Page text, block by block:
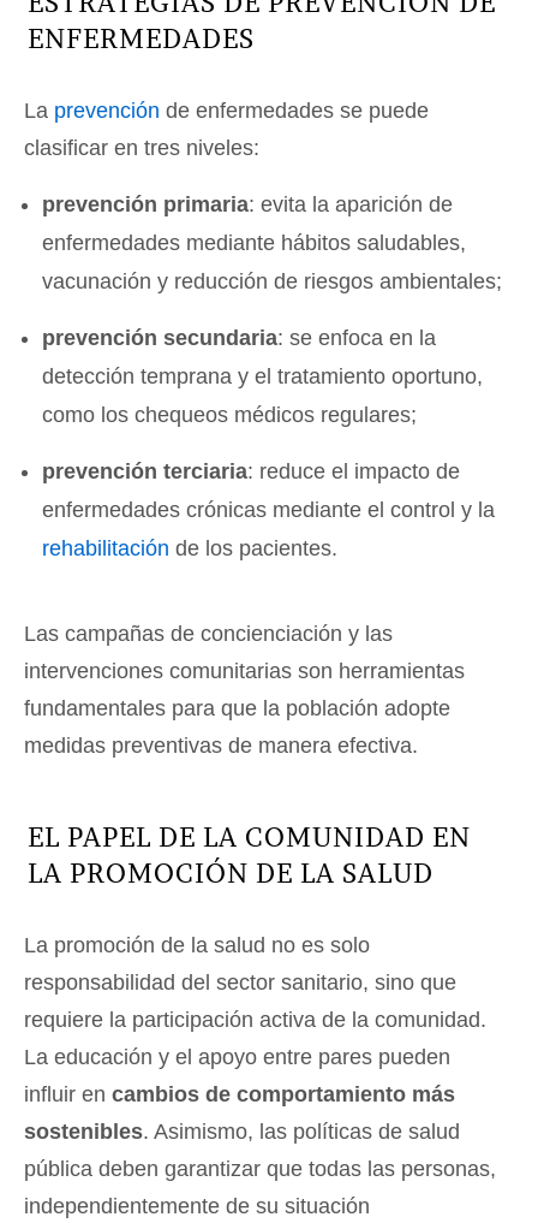
ENFERMEDADES
La prevención de enfermedades se puede
clasificar en tres niveles:
prevención primaria: evita la aparición de
enfermedades mediante hábitos saludables,
vacunación y reducción de riesgos ambientales;
prevención secundaria: se enfoca en la
detección temprana y el tratamiento oportuno,
como los chequeos médicos regulares;
prevención terciaria: reduce el impacto de
enfermedades crónicas mediante el control y la
rehabilitación de los pacientes.
Las campañas de concienciación y las
intervenciones comunitarias son herramientas
fundamentales para que la población adopte
medidas preventivas de manera efectiva.
EL PAPEL DE LA COMUNIDAD EN
LA PROMOCIÓN DE LA SALUD
La promoción de la salud no es solo
responsabilidad del sector sanitario, sino que
requiere la participación activa de la comunidad.
La educación y el apoyo entre pares pueden
influir en cambios de comportamiento más
sostenibles. Asimismo, las políticas de salud
pública deben garantizar que todas las personas,
independientemente de su situación